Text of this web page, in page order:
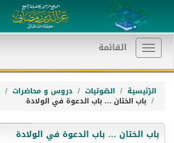
Toggle
navigation
القائمة
الرّئيسية الصّوتيات دروس و محاضرات
باب الختان … باب الدعوة في الولادة
باب الختان … باب الدعوة في الولادة